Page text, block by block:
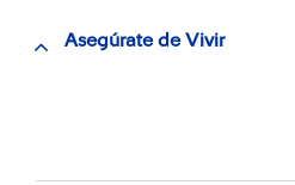
Asegúrate de Vivir